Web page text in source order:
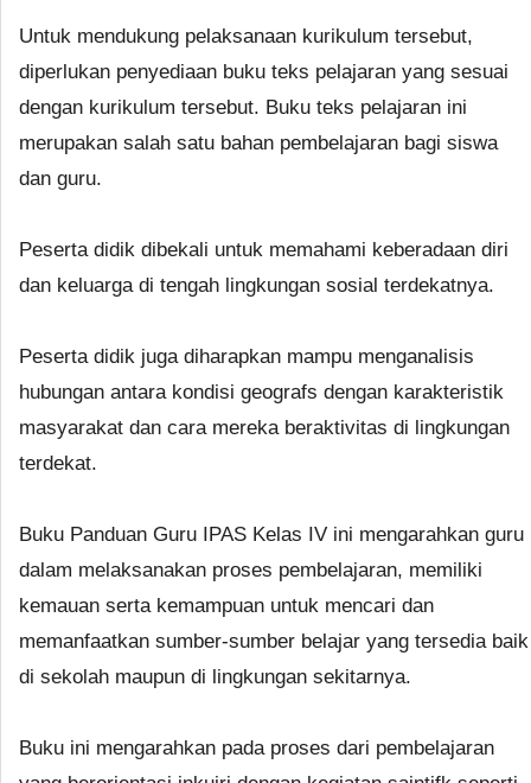
Untuk mendukung pelaksanaan kurikulum tersebut,
diperlukan penyediaan buku teks pelajaran yang sesuai
dengan kurikulum tersebut. Buku teks pelajaran ini
merupakan salah satu bahan pembelajaran bagi siswa
dan guru.
Peserta didik dibekali untuk memahami keberadaan diri
dan keluarga di tengah lingkungan sosial terdekatnya.
Peserta didik juga diharapkan mampu menganalisis
hubungan antara kondisi geografs dengan karakteristik
masyarakat dan cara mereka beraktivitas di lingkungan
terdekat.
Buku Panduan Guru IPAS Kelas IV ini mengarahkan guru
dalam melaksanakan proses pembelajaran, memiliki
kemauan serta kemampuan untuk mencari dan
memanfaatkan sumber-sumber belajar yang tersedia baik
di sekolah maupun di lingkungan sekitarnya.
Buku ini mengarahkan pada proses dari pembelajaran